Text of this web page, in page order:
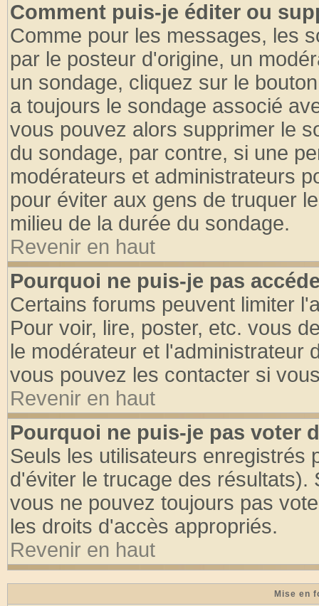
Comment puis-je éditer ou
Comme pour les messages, les
par le posteur d'origine, un
un sondage, cliquez sur le
a toujours le sondage associé
vous pouvez alors supprimer le
du sondage, par contre, si une
modérateurs et administrateurs
pour éviter aux gens de truquer
milieu de la durée du sondage.
Revenir en haut
Pourquoi ne puis-je pas
Certains forums peuvent limiter
Pour voir, lire, poster, etc. vous
le modérateur et l'administrateur
vous pouvez les contacter si
Revenir en haut
Pourquoi ne puis-je pas voter
Seuls les utilisateurs enregistrés
d'éviter le trucage des
vous ne pouvez toujours pas
les droits d'accès appropriés.
Revenir en haut
Mise en